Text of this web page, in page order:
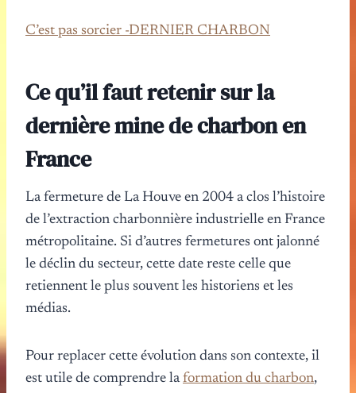
C’est pas sorcier -DERNIER CHARBON
Ce qu’il faut retenir sur la
dernière mine de charbon en
France
La fermeture de La Houve en 2004 a clos l’histoire
de l’extraction charbonnière industrielle en France
métropolitaine. Si d’autres fermetures ont jalonné
le déclin du secteur, cette date reste celle que
retiennent le plus souvent les historiens et les
médias.
Pour replacer cette évolution dans son contexte, il
est utile de comprendre laformation du charbon,